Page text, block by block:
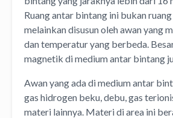
Ruang antar bintang ini bukan
melainkan disusun oleh awan yang
dan temperatur yang berbeda.
magnetik di medium antar bintang
Awan yang ada di medium antar
gas hidrogen beku, debu, gas
materi lainnya. Materi di area ini